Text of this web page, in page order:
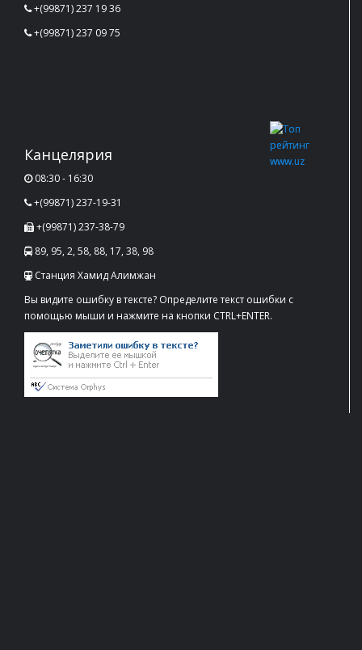
+(99871) 237 19 36
+(99871) 237 09 75
Канцелярия
08:30 - 16:30
+(99871) 237-19-31
+(99871) 237-38-79
89, 95, 2, 58, 88, 17, 38, 98
Станция Хамид Алимжан
Вы видите ошибку в тексте? Определите текст ошибки с
помощью мыши и нажмите на кнопки CTRL+ENTER.